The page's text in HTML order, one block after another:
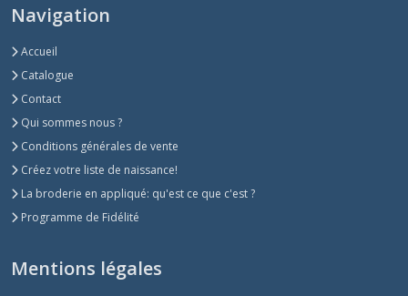
Navigation
Accueil
Catalogue
Contact
Qui sommes nous ?
Conditions générales de vente
Créez votre liste de naissance!
La broderie en appliqué: qu'est ce que c'est ?
Programme de Fidélité
Mentions légales